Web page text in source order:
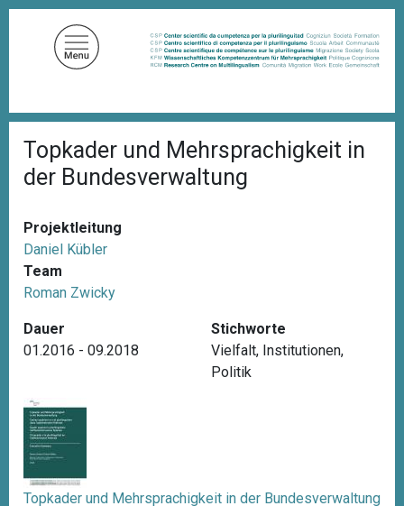
D
f
a
d
v
i
g
a
t
o
Topkader und Mehrsprachigkeit in
der Bundesverwaltung
Projektleitung
Daniel Kübler
Team
Roman Zwicky
Dauer
01.2016 - 09.2018
Stichworte
Vielfalt, Institutionen,
Politik
Topkader und Mehrsprachigkeit in der Bundesverwaltung